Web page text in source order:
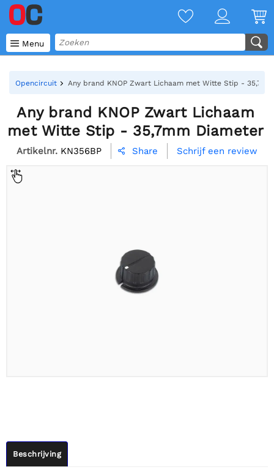
 Menu
Opencircuit Any brand KNOP Zwart Lichaam met Witte Stip -
Any brand KNOP Zwart Lichaam
met Witte Stip - 35,7mm Diameter
Artikelnr. KN356BP  Share Schrijf een review
Beschrijving